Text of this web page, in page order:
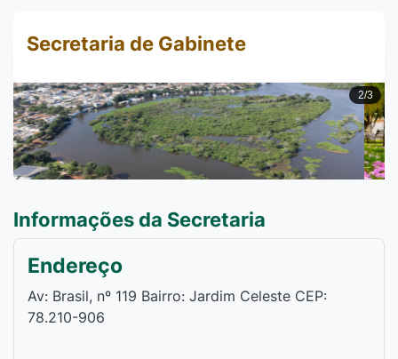
Secretaria de Gabinete
2/3
Anterior
Informações da Secretaria
Endereço
Av: Brasil, nº 119 Bairro: Jardim Celeste CEP:
78.210-906